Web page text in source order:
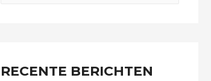
RECENTE BERICHTEN